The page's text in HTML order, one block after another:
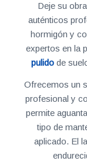
Deje su
auténticos
hormigón y
expertos en la
pulido de
Ofrecemos un
profesional y
permite
tipo de
aplicado. El